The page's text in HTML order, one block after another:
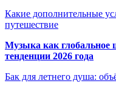
Какие дополнительные
путешествие
Музыка как глобальное
тенденции 2026 года
Бак для летнего душа: